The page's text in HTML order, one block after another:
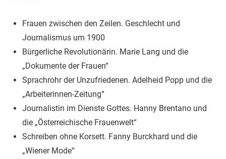
Frauen zwischen den Zeilen. Geschlecht und
Journalismus um 1900
Bürgerliche Revolutionärin. Marie Lang und die
„Dokumente der Frauen“
Sprachrohr der Unzufriedenen. Adelheid Popp und die
„Arbeiterinnen-Zeitung“
Journalistin im Dienste Gottes. Hanny Brentano und
die „Österreichische Frauenwelt“
Schreiben ohne Korsett. Fanny Burckhard und die
„Wiener Mode“